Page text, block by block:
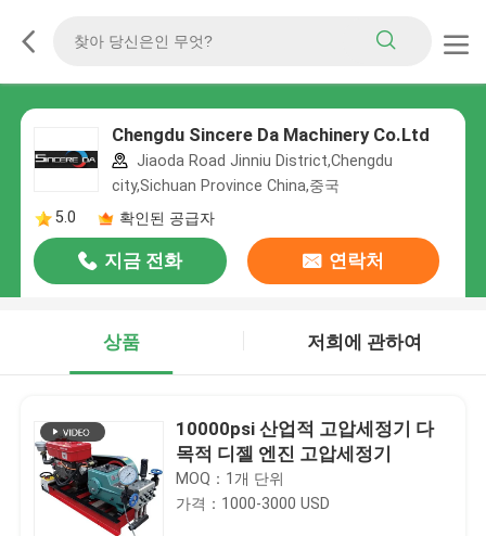
Chengdu Sincere Da Machinery Co.Ltd
Jiaoda Road Jinniu District,Chengdu
city,Sichuan Province China,중국
5.0
확인된 공급자
지금 전화 연락처
상품 저희에 관하여
10000psi 산업적 고압세정기 다
목적 디젤 엔진 고압세정기
MOQ：1개 단위
가격：1000-3000 USD